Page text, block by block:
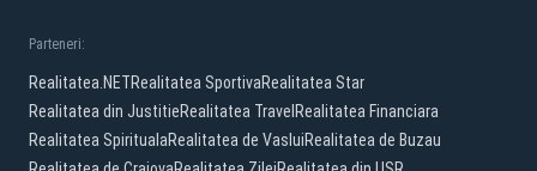
Parteneri:
Realitatea.NETRealitatea SportivaRealitatea Star
Realitatea din JustitieRealitatea Travel Realitatea Financiara
Realitatea SpiritualaRealitatea de VasluiRealitatea de Buzau